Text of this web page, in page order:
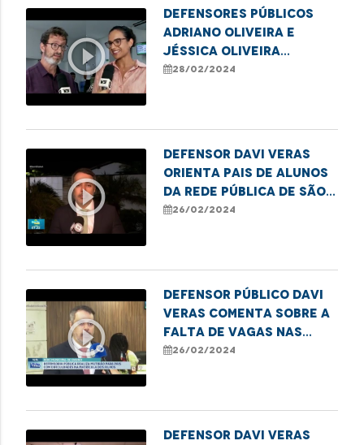
play_circle_outline
Defensores públicos
Adriano Oliveira e
Jéssica Oliveira
destacam campanha
Imperatriz
28/02/2024
play_circle_outline
Defensor Davi Veras
orienta pais de alunos
da rede pública de São
Luís sobre seus direitos
26/02/2024
play_circle_outline
Defensor público Davi
Veras comenta sobre a
falta de vagas nas
escolas públicas de
26/02/2024
Defensor Davi Veras